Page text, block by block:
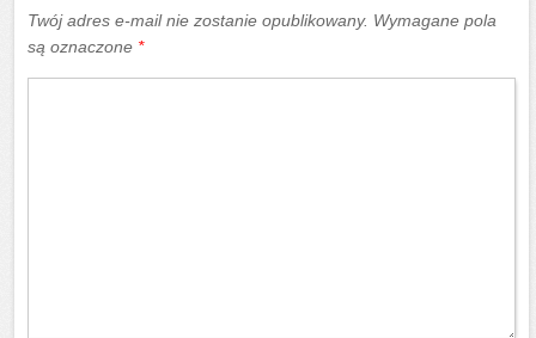
Twój adres e-mail nie zostanie opublikowany. Wymagane pola
są oznaczone *